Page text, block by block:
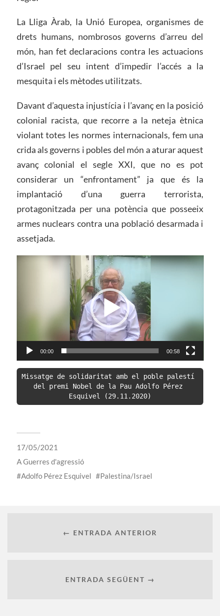
La Lliga Àrab, la Unió Europea, organismes de
drets humans, nombrosos governs d’arreu del
món, han fet declaracions contra les actuacions
d’Israel pel seu intent d’impedir l’accés a la
mesquita i els mètodes utilitzats.
Davant d’aquesta injustícia i l’avanç en la posició
colonial racista, que recorre a la neteja ètnica
violant totes les normes internacionals, fem una
crida als governs i pobles del món a aturar aquest
avanç colonial el segle XXI, que no es pot
considerar un “enfrontament” ja que és la
implantació d’una guerra terrorista,
protagonitzada per una potència que posseeix
armes nuclears contra una població desarmada i
assetjada.
Reproductor
00:00 00:58
Missatge de solidaritat amb el poble palestí
del premi Nobel de la Pau Adolfo Pérez
Esquivel (29.11.2020)
17/05/2021
AGuerres d'agressió
Adolfo Pérez Esquivel
Palestina/Israel
← ENTRADA ANTERIOR
ENTRADA SEGÜENT →